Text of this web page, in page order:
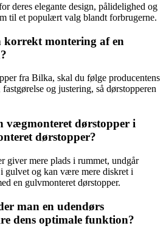
deres elegante design, pålidelighed og
til et populært valg blandt forbrugerne.
montering af en
fra Bilka, skal du følge producentens
og justering, så dørstopperen
vægmonteret dørstopper i
dørstopper?
giver mere plads i rummet, undgår
gulvet og kan være mere diskret i
en gulvmonteret dørstopper.
man en udendørs
dens optimale funktion?